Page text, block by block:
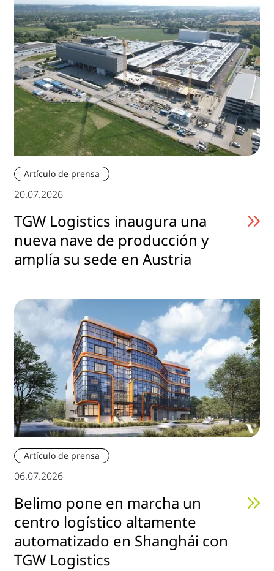
Artículo de prensa
20.07.2026
TGW Logistics inaugura una
nueva nave de producción y
amplía su sede en Austria
Artículo de prensa
06.07.2026
Belimo pone en marcha un
centro logístico altamente
automatizado en Shanghái con
TGW Logistics